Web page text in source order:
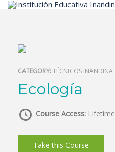
Inicio
CATEGORY:TÉCNICOS INANDINA
Ecología
Course Access: Lifetime
Take this Course